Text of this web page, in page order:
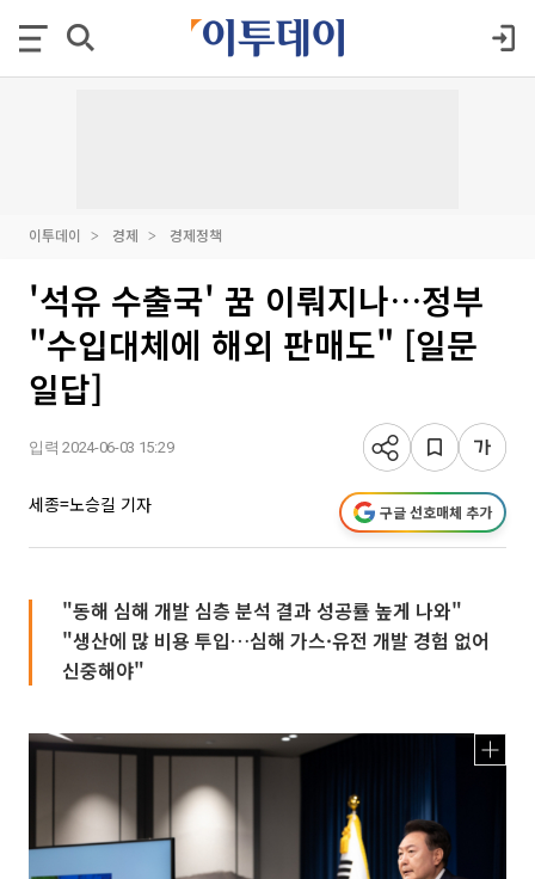
이투데이 경제 경제정책
'석유 수출국' 꿈 이뤄지나…정부
"수입대체에 해외 판매도" [일문
일답]
입력 2024-06-03 15:29
세종=노승길 기자 구글 선호매체 추가
"동해 심해 개발 심층 분석 결과 성공률 높게 나와"
"생산에 많 비용 투입…심해 가스·유전 개발 경험 없어
신중해야"